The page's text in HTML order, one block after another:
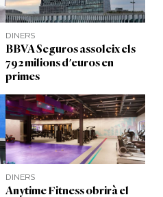
DINERS
BBVA Seguros assoleix els
792 milions d'euros en
primes
DINERS
Anytime Fitness obrirà el